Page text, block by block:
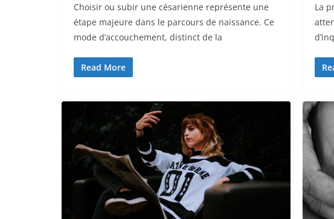
Choisir ou subir une césarienne représente une
étape majeure dans le parcours de naissance. Ce
mode d’accouchement, distinct de la
Read More
La